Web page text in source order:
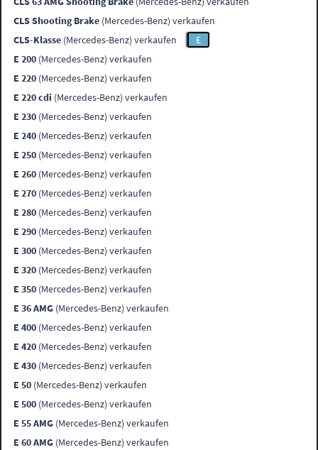
CLS Shooting Brake (Mercedes-Benz) verkaufen
CLS-Klasse (Mercedes-Benz) verkaufen
E
E 200 (Mercedes-Benz) verkaufen
E 220 (Mercedes-Benz) verkaufen
E 220 cdi (Mercedes-Benz) verkaufen
E 230 (Mercedes-Benz) verkaufen
E 240 (Mercedes-Benz) verkaufen
E 250 (Mercedes-Benz) verkaufen
E 260 (Mercedes-Benz) verkaufen
E 270 (Mercedes-Benz) verkaufen
E 280 (Mercedes-Benz) verkaufen
E 290 (Mercedes-Benz) verkaufen
E 300 (Mercedes-Benz) verkaufen
E 320 (Mercedes-Benz) verkaufen
E 350 (Mercedes-Benz) verkaufen
E 36 AMG (Mercedes-Benz) verkaufen
E 400 (Mercedes-Benz) verkaufen
E 420 (Mercedes-Benz) verkaufen
E 430 (Mercedes-Benz) verkaufen
E 50 (Mercedes-Benz) verkaufen
E 500 (Mercedes-Benz) verkaufen
E 55 AMG (Mercedes-Benz) verkaufen
E 60 AMG (Mercedes-Benz) verkaufen